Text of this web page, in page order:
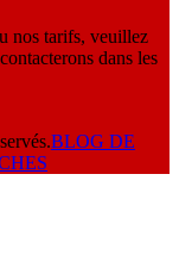
nos tarifs, veuillez
dans les
BLOG DE